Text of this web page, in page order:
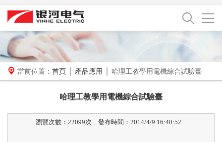
當前位置： 首頁 產品應用 │ 哈理工教學用電機綜合試驗臺
哈理工教學用電機綜合試驗臺
瀏覽次數：22099次 發布時間：2014/4/9 16:40:52